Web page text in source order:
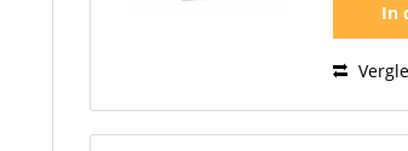
In